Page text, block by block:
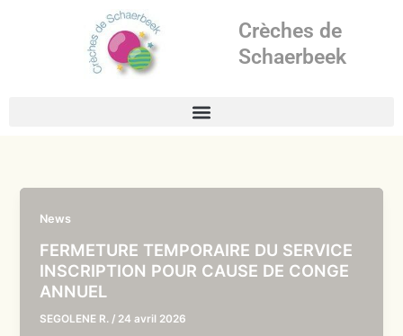
Crèches de
Schaerbeek
News
FERMETURE TEMPORAIRE DU SERVICE
INSCRIPTION POUR CAUSE DE CONGE
ANNUEL
SEGOLENE R. / 24 avril 2026